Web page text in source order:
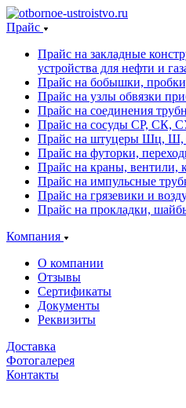
Прайс
Прайс на закладные
устройства для нефти и
Прайс на бобышки,
Прайс на узлы обвязки
Прайс на соединения
Прайс на сосуды СР, СК,
Прайс на штуцеры Шц,
Прайс на футорки,
Прайс на краны, вентили,
Прайс на импульсные
Прайс на грязевики и
Прайс на прокладки,
Компания
О компании
Отзывы
Сертификаты
Документы
Реквизиты
Доставка
Фотогалерея
Контакты